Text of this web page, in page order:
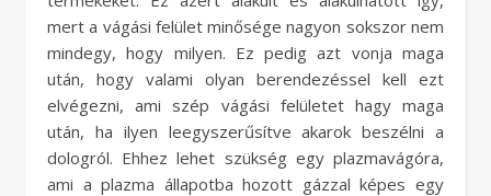
mert a vágási felület minősége nagyon sokszor nem
mindegy, hogy milyen. Ez pedig azt vonja maga
után, hogy valami olyan berendezéssel kell ezt
elvégezni, ami szép vágási felületet hagy maga
után, ha ilyen leegyszerűsítve akarok beszélni a
dologról. Ehhez lehet szükség egy plazmavágóra,
ami a plazma állapotba hozott gázzal képes egy